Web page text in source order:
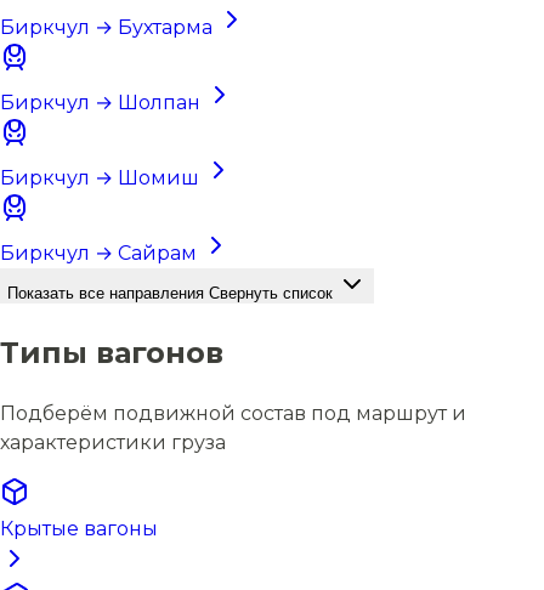
Биркчул → Бухтарма
Биркчул → Шолпан
Биркчул → Шомиш
Биркчул → Сайрам
Показать все направления Свернуть список
Типы вагонов
Подберём подвижной состав под маршрут и
характеристики груза
Крытые вагоны